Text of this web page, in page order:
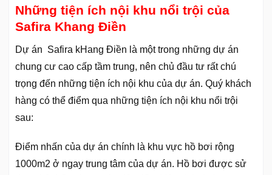
Những tiện ích nội khu nổi trội của
Safira Khang Điền
Dự án Safira kHang Điền là một trong những dự án
chung cư cao cấp tầm trung, nên chủ đầu tư rất chú
trọng đến những tiện ích nội khu của dự án. Quý khách
hàng có thể điểm qua những tiện ích nội khu nổi trội
sau:
Điểm nhấn của dự án chính là khu vực hồ bơi rộng
1000m2 ở ngay trung tâm của dự án. Hồ bơi được sử